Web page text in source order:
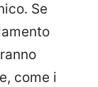
Se
come i